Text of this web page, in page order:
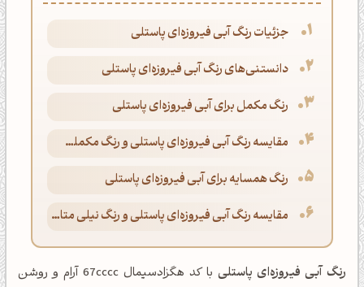
جزئیات رنگ آبی فیروزه‌ای پاستلی
دانستنی‌های رنگ آبی فیروزه‌ای پاستلی
رنگ مکمل برای آبی فیروزه‌ای پاستلی
مقایسه رنگ آبی فیروزه‌ای پاستلی و رنگ مکملش قرمز آجری
رنگ همسایه برای آبی فیروزه‌ای پاستلی
مقایسه رنگ آبی فیروزه‌ای پاستلی و رنگ نیلی متالیک
رنگ آبی فیروزه‌ای پاستلی
با کد هگزادسیمال 67cccc آرام و روشن